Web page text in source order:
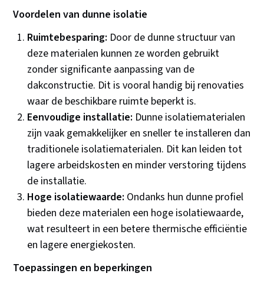
Voordelen van dunne isolatie
Ruimtebesparing: Door de dunne structuur van
deze materialen kunnen ze worden gebruikt
zonder significante aanpassing van de
dakconstructie. Dit is vooral handig bij renovaties
waar de beschikbare ruimte beperkt is.
Eenvoudige installatie: Dunne isolatiematerialen
zijn vaak gemakkelijker en sneller te installeren dan
traditionele isolatiematerialen. Dit kan leiden tot
lagere arbeidskosten en minder verstoring tijdens
de installatie.
Hoge isolatiewaarde: Ondanks hun dunne profiel
bieden deze materialen een hoge isolatiewaarde,
wat resulteert in een betere thermische efficiëntie
en lagere energiekosten.
Toepassingen en beperkingen